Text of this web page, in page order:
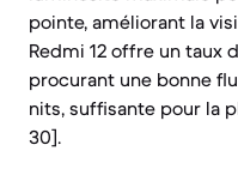
pointe, améliorant la
Redmi 12 offre un taux
procurant une bonne
nits, suffisante pour la
30].